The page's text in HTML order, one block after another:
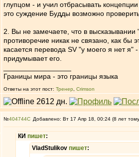
глупцом - и учил отбрасывать
это суждение Будды возможно
2. Вы не замечаете, что в
противоречие никак не связано, как бы
касается перевода SV "у моего я нет
придумывает его.
Границы мира - это границы языка
Ответы на этот пост: Тренер Crimson
№404744 Добавлено: Вт 17 Апр 18, 00:24 (8 лет
КИ пишет:
VladStulikov пишет: